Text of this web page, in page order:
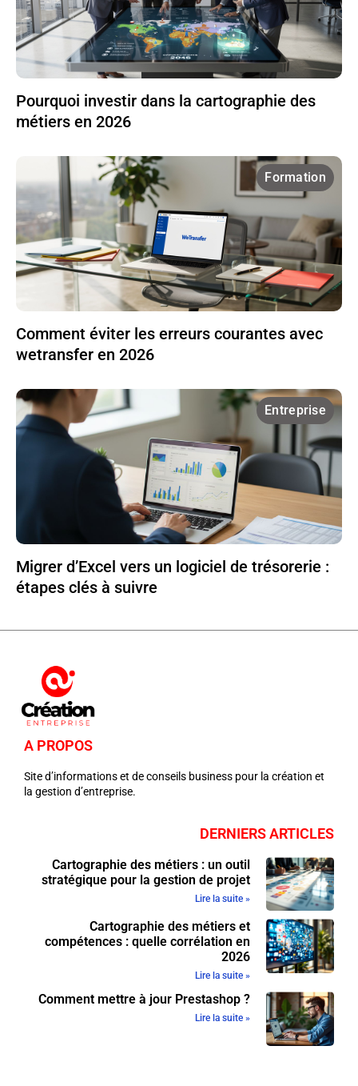
Pourquoi investir dans la cartographie des
métiers en 2026
Formation
Comment éviter les erreurs courantes avec
wetransfer en 2026
Entreprise
Migrer d’Excel vers un logiciel de trésorerie :
étapes clés à suivre
A PROPOS
Site d’informations et de conseils business pour la création et
la gestion d’entreprise.
DERNIERS ARTICLES
Cartographie des métiers : un outil
stratégique pour la gestion de projet
Lire la suite »
Cartographie des métiers et
compétences : quelle corrélation en
2026
Lire la suite »
Comment mettre à jour Prestashop ?
Lire la suite »